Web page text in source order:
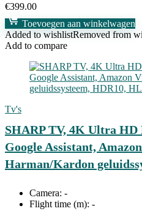
€399.00
Toevoegen aan winkelwagen
Added to wishlistRemoved from
Add to compare
Tv's
SHARP TV, 4K Ultra
Google Assistant,
Harman/Kardon
Camera: -
Flight time (m): -